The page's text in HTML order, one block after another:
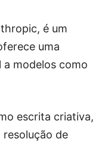
é um
uma
modelos como
escrita criativa,
de